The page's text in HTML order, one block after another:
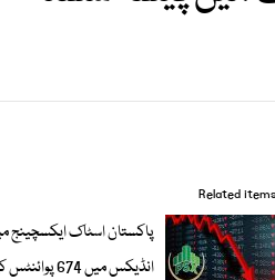
Related items
انڈیکس میں 674 پوائنٹس کی کمی ریکارڈ